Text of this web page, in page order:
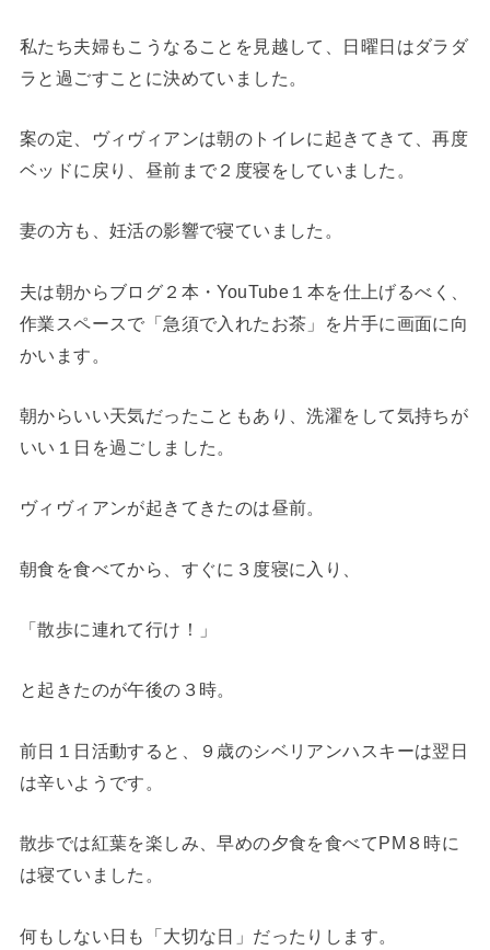
私たち夫婦もこうなることを見越して、日曜日はダラダ
ラと過ごすことに決めていました。
案の定、ヴィヴィアンは朝のトイレに起きてきて、再度
ベッドに戻り、昼前まで２度寝をしていました。
妻の方も、妊活の影響で寝ていました。
夫は朝からブログ２本・YouTube１本を仕上げるべく、
作業スペースで「急須で入れたお茶」を片手に画面に向
かいます。
朝からいい天気だったこともあり、洗濯をして気持ちが
いい１日を過ごしました。
ヴィヴィアンが起きてきたのは昼前。
朝食を食べてから、すぐに３度寝に入り、
「散歩に連れて行け！」
と起きたのが午後の３時。
前日１日活動すると、９歳のシベリアンハスキーは翌日
は辛いようです。
散歩では紅葉を楽しみ、早めの夕食を食べてPM８時に
は寝ていました。
何もしない日も「大切な日」だったりします。